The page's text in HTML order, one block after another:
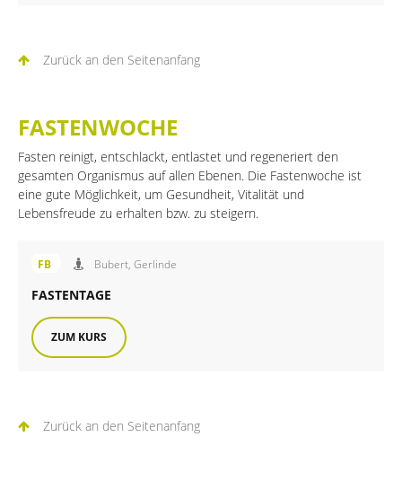
Zurück an den Seitenanfang
FASTENWOCHE
Fasten reinigt, entschlackt, entlastet und regeneriert den
gesamten Organismus auf allen Ebenen. Die Fastenwoche ist
eine gute Möglichkeit, um Gesundheit, Vitalität und
Lebensfreude zu erhalten bzw. zu steigern.
FBAngebot der FiB Familienbildung
Bubert, Gerlinde
FASTENTAGE
ZUM KURS
Zurück an den Seitenanfang